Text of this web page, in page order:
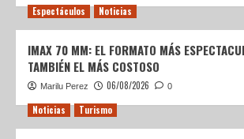
Espectáculos Noticias
IMAX 70 MM: EL FORMATO MÁS
TAMBIÉN EL MÁS COSTOSO
Marilu Perez 06/08/2026 0
Noticias Turismo